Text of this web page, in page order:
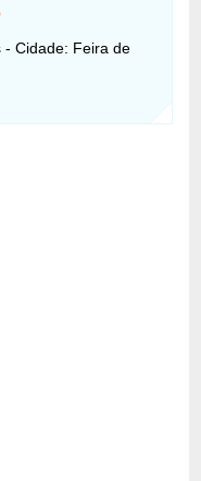
- Cidade: Feira de